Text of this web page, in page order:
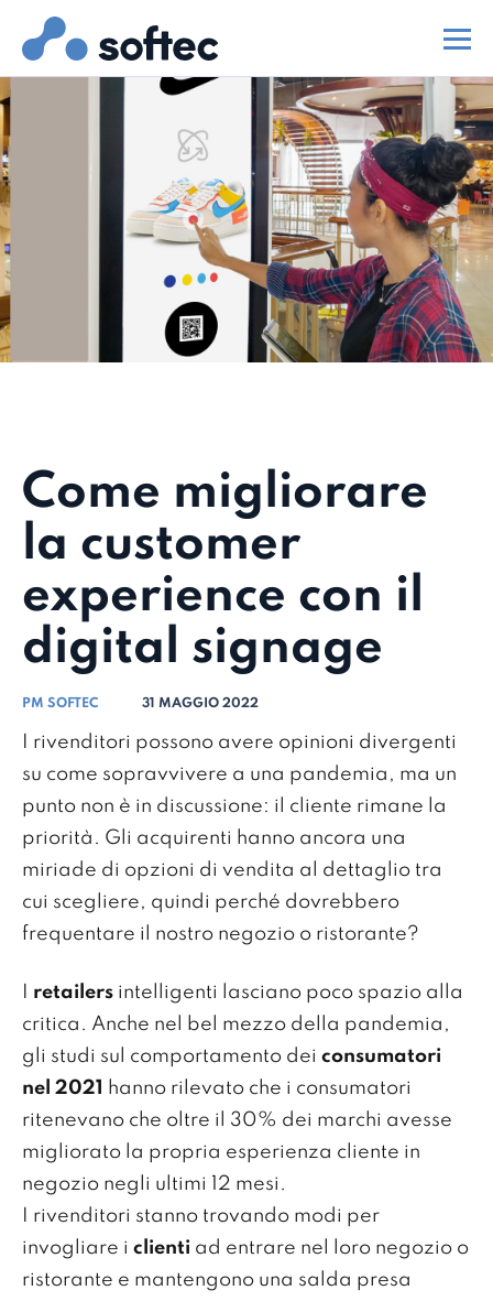
Come migliorare
la customer
experience con il
digital signage
PM SOFTEC 31 MAGGIO 2022
I rivenditori possono avere opinioni divergenti
su come sopravvivere a una pandemia, ma un
punto non è in discussione: il cliente rimane la
priorità. Gli acquirenti hanno ancora una
miriade di opzioni di vendita al dettaglio tra
cui scegliere, quindi perché dovrebbero
frequentare il nostro negozio o ristorante?
retailers intelligenti lasciano poco spazio alla
critica. Anche nel bel mezzo della pandemia,
gli studi sul comportamento dei consumatori
nel 2021 hanno rilevato che i consumatori
ritenevano che oltre il 30% dei marchi avesse
migliorato la propria esperienza cliente in
negozio negli ultimi 12 mesi.
I rivenditori stanno trovando modi per
invogliare i clienti ad entrare nel loro negozio o
ristorante e mantengono una salda presa